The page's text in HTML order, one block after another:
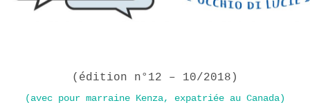
( édition n° 12 – 10/2018 )
(avec pour marraine Kenza, expatriée au Canada)